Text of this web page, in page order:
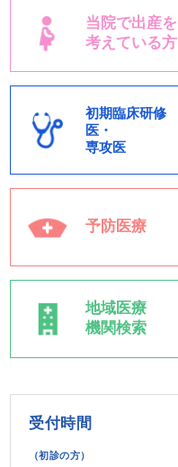
当院で出産を
考えている方
初期臨床研修
医・
専攻医
予防医療
地域医療
機関検索
受付時間
（初診の方）